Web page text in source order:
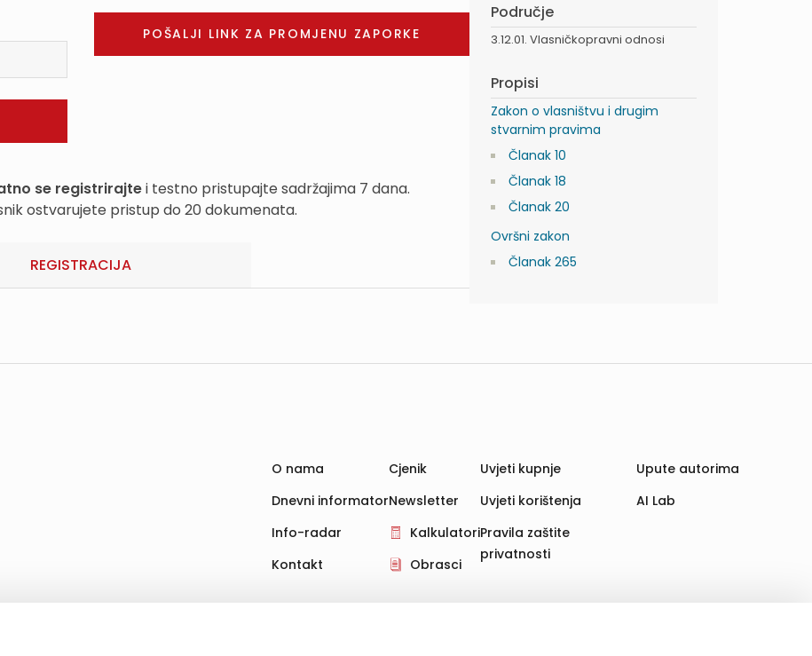
za pohranu, čitanje i obradu informacija na vašem uređaju. Time poboljšavamo korisničko iskustvo,
se registrirajtei testno pristupajte sadržajima 7 dana.
ostvarujete pristup do 20 dokumenata.
REGISTRACIJA
Područje
3.12.01. Vlasničkopravni odnosi
Propisi
Zakon o vlasništvu i drugim
stvarnim pravima
Članak 10
Članak 18
Članak 20
Ovršni zakon
Članak 265
O nama
Dnevni informator
Info-radar
Kontakt
Cjenik
Newsletter
Kalkulatori
Obrasci
Uvjeti kupnje
Uvjeti korištenja
Pravila zaštite
privatnosti
Upute autorima
AI Lab